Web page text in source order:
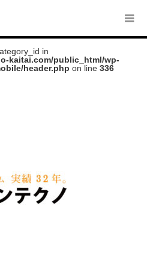
in
kaitai.com/public_html/wp-
header.php on line 336